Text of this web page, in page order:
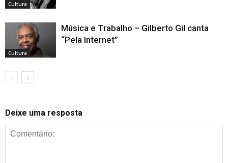
Cultura
Cultura
Música e Trabalho – Gilberto Gil canta
“Pela Internet”
Deixe uma resposta